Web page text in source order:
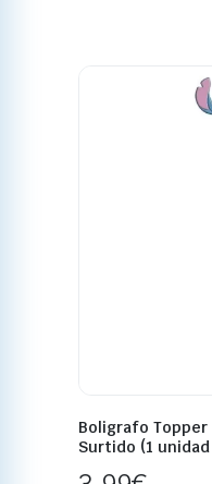
Boligrafo
Surtido (1